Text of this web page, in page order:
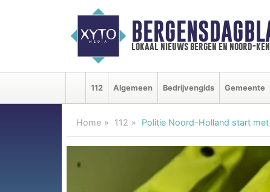
lokaal nieuws bergen en noord-
112 Algemeen Bedrijvengids Gemeente
Home 112 Politie Noord-Holland start